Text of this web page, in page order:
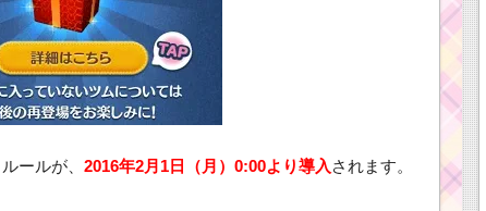
ールが、 2016年2月1日（月）0:00より導入 されます。